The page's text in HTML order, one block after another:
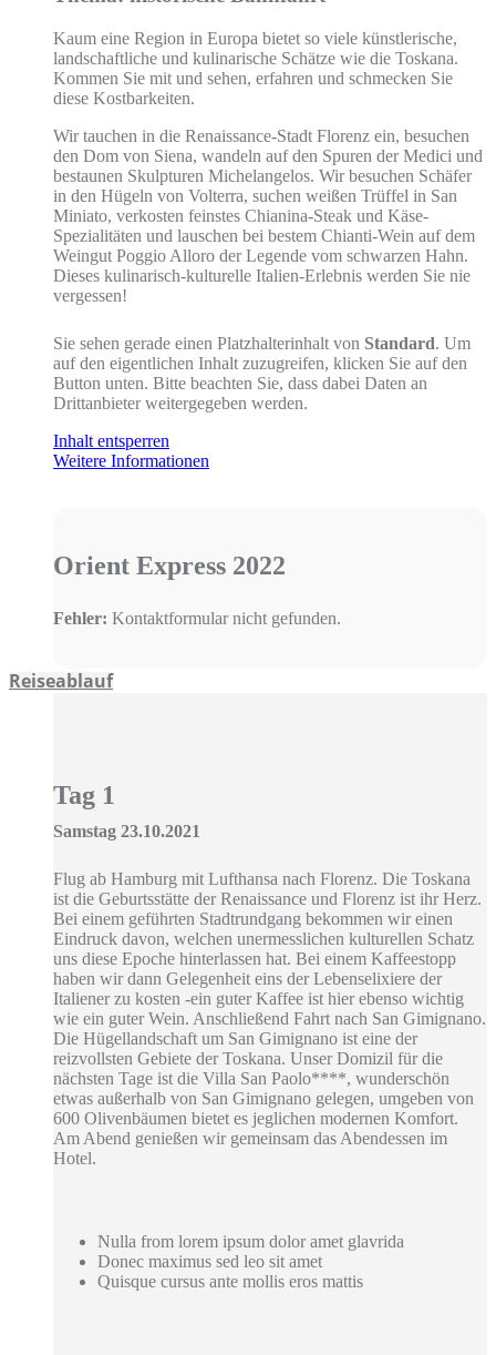
Kaum eine Region in Europa bietet so viele künstlerische,
landschaftliche und kulinarische Schätze wie die Toskana.
Kommen Sie mit und sehen, erfahren und schmecken Sie
diese Kostbarkeiten.
Wir tauchen in die Renaissance-Stadt Florenz ein, besuchen
den Dom von Siena, wandeln auf den Spuren der Medici und
bestaunen Skulpturen Michelangelos. Wir besuchen Schäfer
in den Hügeln von Volterra, suchen weißen Trüffel in San
Miniato, verkosten feinstes Chianina-Steak und Käse-
Spezialitäten und lauschen bei bestem Chianti-Wein auf dem
Weingut Poggio Alloro der Legende vom schwarzen Hahn.
Dieses kulinarisch-kulturelle Italien-Erlebnis werden Sie nie
vergessen!
Sie sehen gerade einen Platzhalterinhalt von Standard. Um
auf den eigentlichen Inhalt zuzugreifen, klicken Sie auf den
Button unten. Bitte beachten Sie, dass dabei Daten an
Drittanbieter weitergegeben werden.
Inhalt entsperren
Weitere Informationen
Orient Express 2022
Fehler: Kontaktformular nicht gefunden.
Reiseablauf
Tag 1
Samstag 23.10.2021
Flug ab Hamburg mit Lufthansa nach Florenz. Die Toskana
ist die Geburtsstätte der Renaissance und Florenz ist ihr Herz.
Bei einem geführten Stadtrundgang bekommen wir einen
Eindruck davon, welchen unermesslichen kulturellen Schatz
uns diese Epoche hinterlassen hat. Bei einem Kaffeestopp
haben wir dann Gelegenheit eins der Lebenselixiere der
Italiener zu kosten -ein guter Kaffee ist hier ebenso wichtig
wie ein guter Wein. Anschließend Fahrt nach San Gimignano.
Die Hügellandschaft um San Gimignano ist eine der
reizvollsten Gebiete der Toskana. Unser Domizil für die
nächsten Tage ist die Villa San Paolo****, wunderschön
etwas außerhalb von San Gimignano gelegen, umgeben von
600 Olivenbäumen bietet es jeglichen modernen Komfort.
Am Abend genießen wir gemeinsam das Abendessen im
Hotel.
Nulla from lorem ipsum dolor amet glavrida
Donec maximus sed leo sit amet
Quisque cursus ante mollis eros mattis